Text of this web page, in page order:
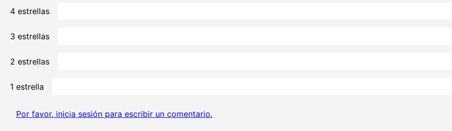
4 estrellas
3 estrellas
2 estrellas
1 estrella
Por favor, inicia sesión para escribir un comentario.